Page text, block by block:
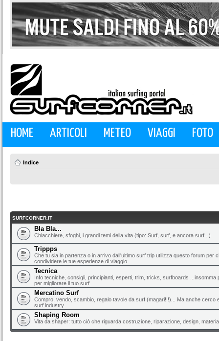
HOME ARTICOLI METEO VIAGGI FOTO
Indice
SURFCORNER.IT
Bla Bla...
Chiacchiere, sfoghi, i grandi temi della vita (tipo: Surf, surf, e ancora surf...)
Trippps
Che tu sia in partenza o in arrivo dall'ultimo surf trip utilizza questo forum per
condividere le tue esperienze di viaggio.
Tecnica
Info tecniche, consigli, principianti, esperti, trim, tricks, surfboards ...insomma
per migliorare il tuo surf.
Mercatino Surf
Compro, vendo, scambio, regalo tavole da surf (magari!!!)... Ma anche cerco
surf industry.
Shaping Room
Vita da shaper: tutto ciò che riguarda costruzione, riparazione, design,